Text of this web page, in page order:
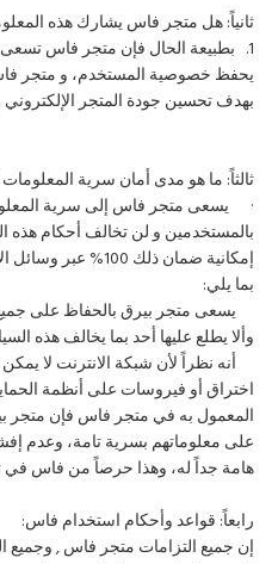
ثانياً: هل متجر فاس يشارك هذه
1. بطبيعة الحال فإن متجر فاس تسعى
يحفظ خصوصية المستخدم، و متجر فاس
بهدف تحسين جودة المتجر الإلكتروني
ثالثاً: ما هو مدى أمان سرية
· يسعى متجر فاس إلى سرية
بالمستخدمين و لن تخالف أحكام هذه
إمكانية ضمان ذلك
بما يلي:
يسعى متجر بيرق بالحفاظ على
وألا يطلع عليها أحد بما يخالف هذه
اختراق أو فيروسات على أنظمة
المعمول به في متجر فاس فإن متجر
على معلوماتهم بسرية تامة، وعدم
هامة جداً له، وهذا حرصاً من فاس في
رابعاً: قواعد وأحكام استخدام فاس:
إن جميع التزامات متجر فاس , وجميع